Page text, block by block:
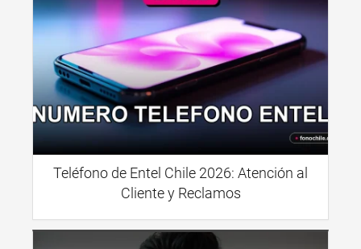
Teléfono de Entel Chile 2026: Atención al
Cliente y Reclamos